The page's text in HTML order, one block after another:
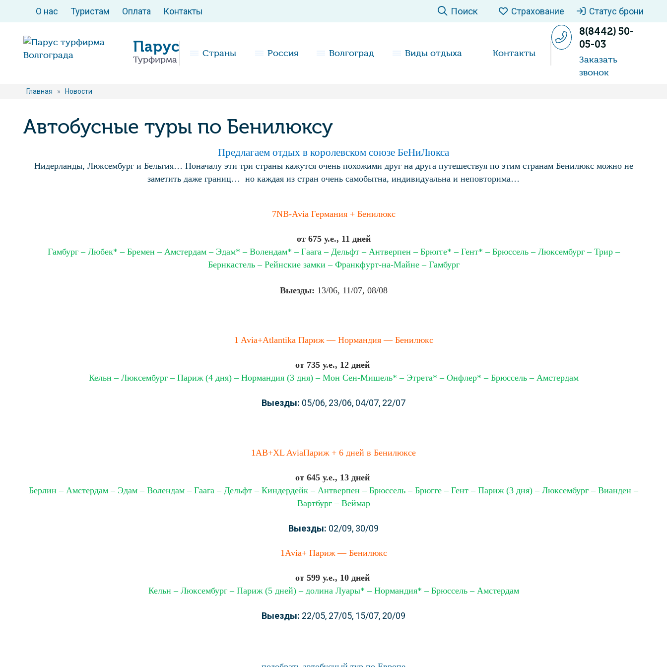
О нас Туристам Оплата Контакты Поиск Страхование Статус брони
Парус
Турфирма
Страны Россия Волгоград Виды отдыха Контакты
8(8442) 50-
05-03
Заказать
звонок
Главная » Новости
Автобусные туры по Бенилюксу
Предлагаем отдых в королевском союзе БеНиЛюкса
Нидерланды, Люксембург и Бельгия… Поначалу эти три страны кажутся очень похожими друг на друга путешествуя по этим странам Бенилюкс можно не
заметить даже границ… но каждая из стран очень самобытна, индивидуальна и неповторима…
7NB-Avia Германия + Бенилюкс
от 675 у.е., 11 дней
Гамбург – Любек* – Бремен – Амстердам – Эдам* – Волендам* – Гаага – Дельфт – Антверпен – Брюгге* – Гент* – Брюссель – Люксембург – Трир –
Бернкастель – Рейнские замки – Франкфурт-на-Майне – Гамбург
Выезды: 13/06, 11/07, 08/08
1 Avia+Atlantika Париж — Нормандия — Бенилюкс
от 735 у.е., 12 дней
Кельн – Люксембург – Париж (4 дня) – Нормандия (3 дня) – Мон Сен-Мишель* – Этрета* – Онфлер* – Брюссель – Амстердам
Выезды: 05/06, 23/06, 04/07, 22/07
1AB+XL AviaПариж + 6 дней в Бенилюксе
от 645 у.е., 13 дней
Берлин – Амстердам – Эдам – Волендам – Гаага – Дельфт – Киндердейк – Антверпен – Брюссель – Брюгге – Гент – Париж (3 дня) – Люксембург – Вианден –
Вартбург – Веймар
Выезды: 02/09, 30/09
1Avia+ Париж — Бенилюкс
от 599 у.е., 10 дней
Кельн – Люксембург – Париж (5 дней) – долина Луары* – Нормандия* – Брюссель – Амстердам
Выезды: 22/05, 27/05, 15/07, 20/09